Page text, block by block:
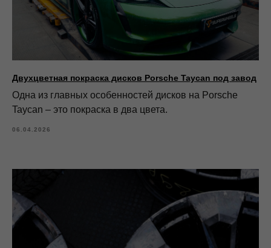
Двухцветная покраска дисков Porsche Taycan под завод
Одна из главных особенностей дисков на Porsche
Taycan – это покраска в два цвета.
06.04.2026